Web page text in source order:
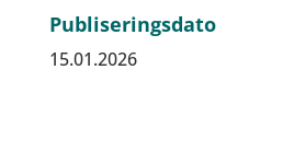
Publiseringsdato
15.01.2026